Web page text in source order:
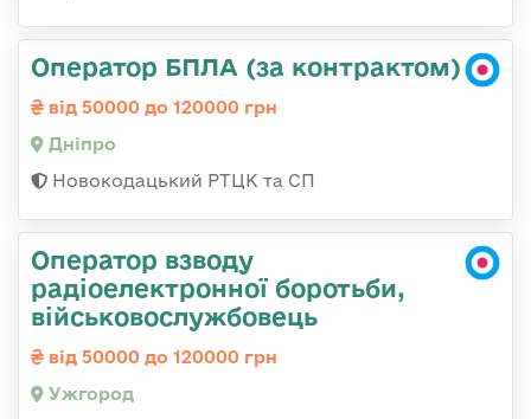
Оператор БПЛА (за контрактом)
від 50000 до 120000 грн
Дніпро
Новокодацький РТЦК та СП
Оператор взводу
радіоелектронної боротьби,
військовослужбовець
від 50000 до 120000 грн
Ужгород